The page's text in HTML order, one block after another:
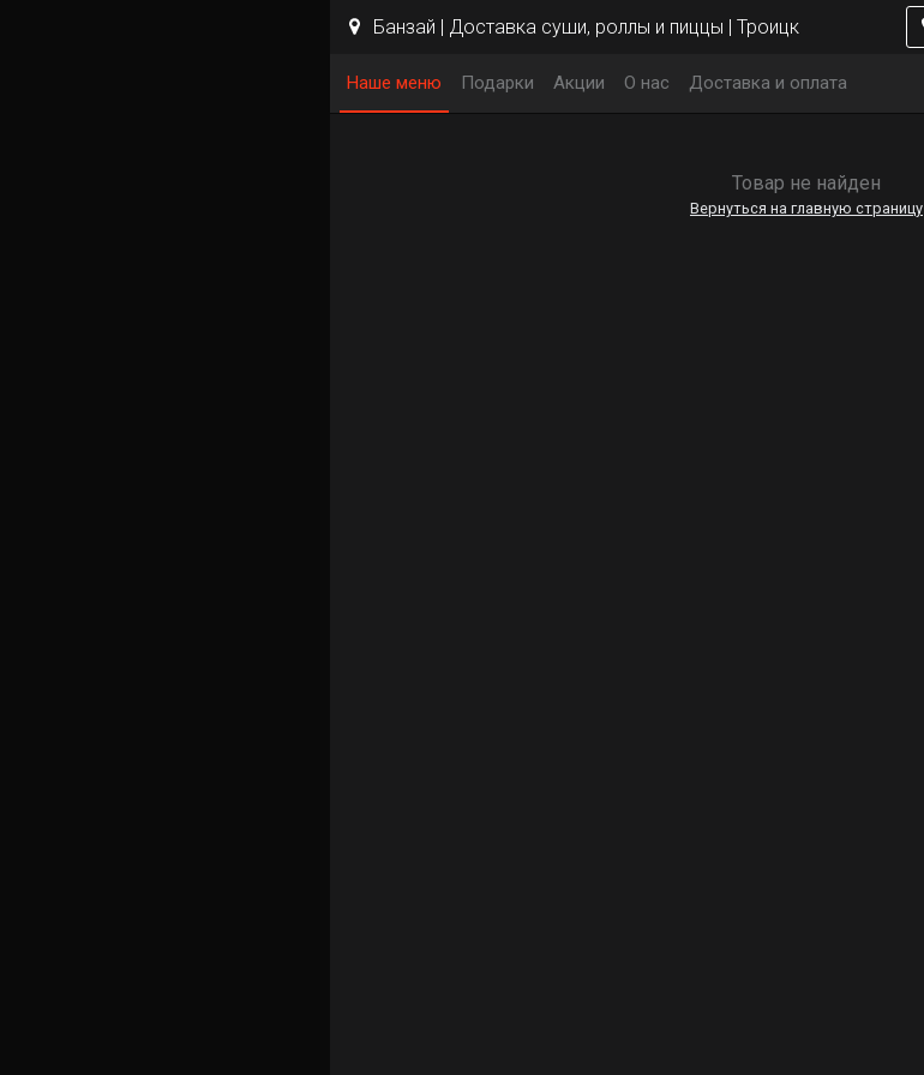
Банзай | Доставка суши, роллы и пиццы | Троицк
Наше меню Подарки Акции О нас Доставка и оплата
Товар не найден
Вернуться на главную страницу